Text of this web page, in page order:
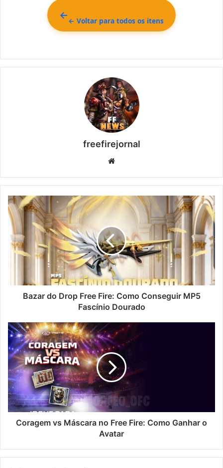
← Voltar para todos os itens
freefirejornal
Bazar
do
Drop
Free
Fire:
Como
Fascínio
DouradoBazar do Drop Free Fire: Como Conseguir MP5
Fascínio Dourado
Coragem
vs
Máscara
no
Free
Fire:
Como
Ganhar
o
Avatar
Coragem vs Máscara no Free Fire: Como Ganhar o
Avatar